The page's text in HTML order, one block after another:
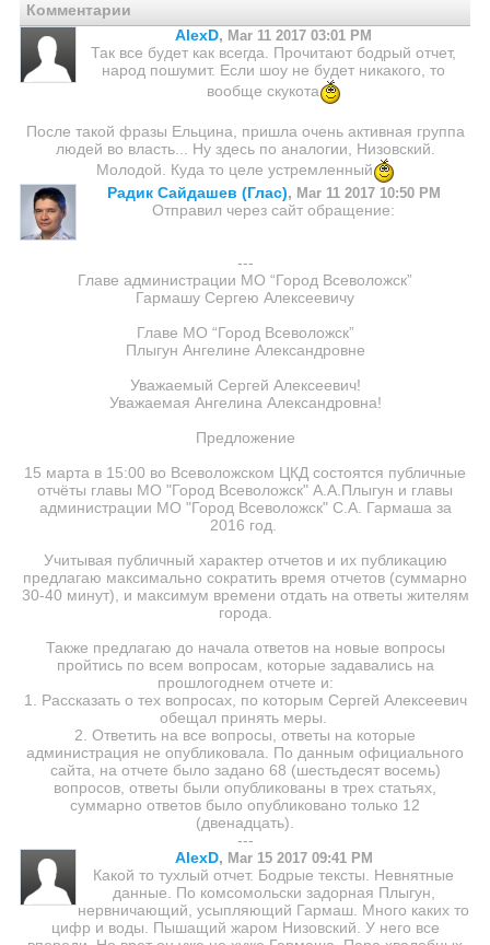
Комментарии
AlexD, Mar 11 2017 03:01 PM
Так все будет как всегда. Прочитают бодрый отчет,
народ пошумит. Если шоу не будет никакого, то
вообще скукота
После такой фразы Ельцина, пришла очень активная группа
людей во власть... Ну здесь по аналогии, Низовский.
Молодой. Куда то целе устремленный
Радик Сайдашев (Глас), Mar 11 2017 10:50 PM
Отправил через сайт обращение:
---
Главе администрации МО “Город Всеволожск”
Гармашу Сергею Алексеевичу
Главе МО “Город Всеволожск”
Плыгун Ангелине Александровне
Уважаемый Сергей Алексеевич!
Уважаемая Ангелина Александровна!
Предложение
15 марта в 15:00 во Всеволожском ЦКД состоятся публичные
отчёты главы МО "Город Всеволожск" А.А.Плыгун и главы
администрации МО "Город Всеволожск" С.А. Гармаша за
2016 год.
Учитывая публичный характер отчетов и их публикацию
предлагаю максимально сократить время отчетов (суммарно
30-40 минут), и максимум времени отдать на ответы жителям
города.
Также предлагаю до начала ответов на новые вопросы
пройтись по всем вопросам, которые задавались на
прошлогоднем отчете и:
1. Рассказать о тех вопросах, по которым Сергей Алексеевич
обещал принять меры.
2. Ответить на все вопросы, ответы на которые
администрация не опубликовала. По данным официального
сайта, на отчете было задано 68 (шестьдесят восемь)
вопросов, ответы были опубликованы в трех статьях,
суммарно ответов было опубликовано только 12
(двенадцать).
---
AlexD, Mar 15 2017 09:41 PM
Какой то тухлый отчет. Бодрые тексты. Невнятные
данные. По комсомольски задорная Плыгун,
нервничающий, усыпляющий Гармаш. Много каких то
цифр и воды. Пышащий жаром Низовский. У него все